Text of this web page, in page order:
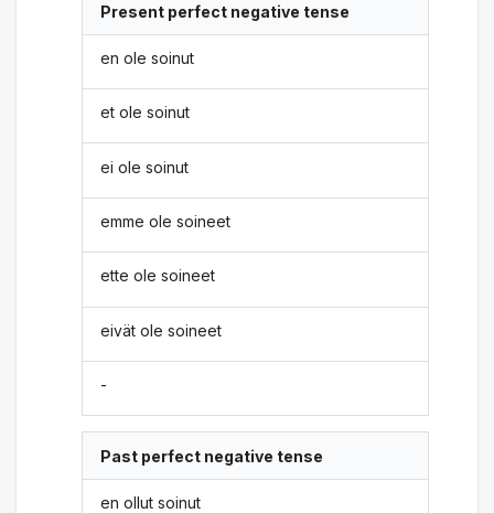
Present perfect negative tense
en ole soinut
et ole soinut
ei ole soinut
emme ole soineet
ette ole soineet
eivät ole soineet
-
Past perfect negative tense
en ollut soinut